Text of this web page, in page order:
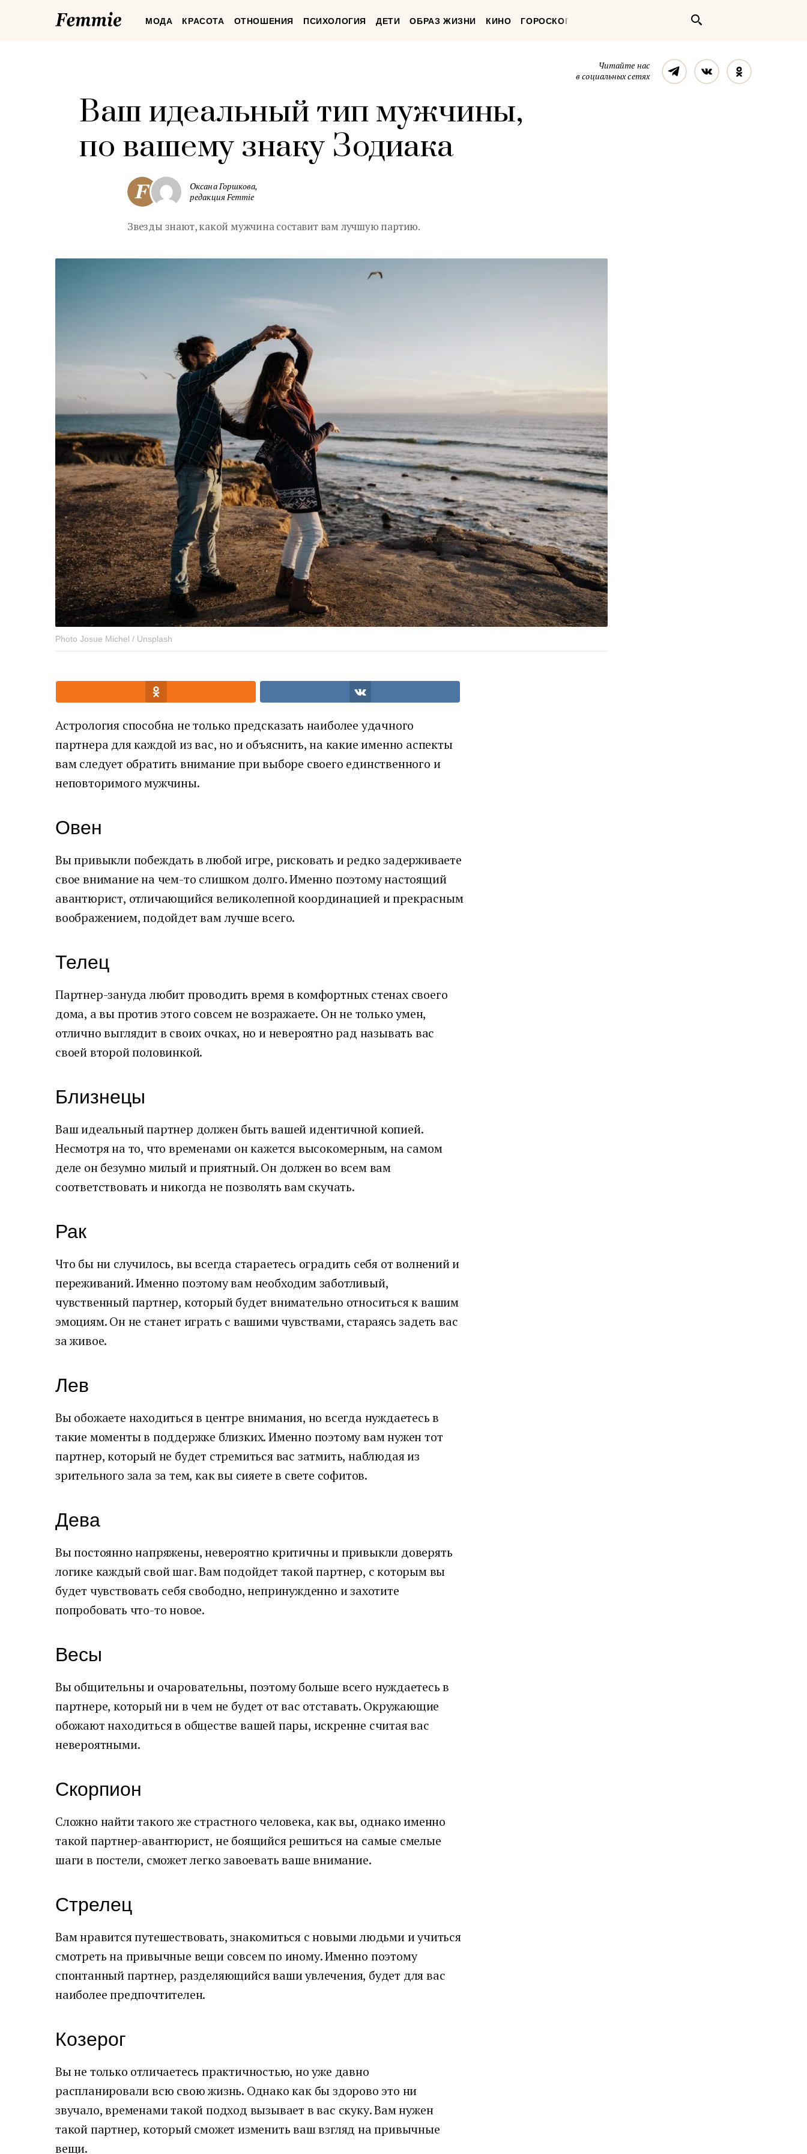
FemmieМОДА КРАСОТА ОТНОШЕНИЯ ПСИХОЛОГИЯ ДЕТИ ОБРАЗ ЖИЗНИ КИНО ГОРОСКОП
Читайте нас
в социальных сетях
ТелеграмВконтакте
Ваш идеальный тип мужчины,
по вашему знаку Зодиака
Оксана Горшкова,
редакция Femmie
Звезды знают, какой мужчина составит вам лучшую партию.
Photo Josue Michel / Unsplash
Астрология способна не только предсказать наиболее удачного
партнера для каждой из вас, но и объяснить, на какие именно аспекты
вам следует обратить внимание при выборе своего единственного и
неповторимого мужчины.
Овен
Вы привыкли побеждать в любой игре, рисковать и редко задерживаете
свое внимание на чем-то слишком долго. Именно поэтому настоящий
авантюрист, отличающийся великолепной координацией и прекрасным
воображением, подойдет вам лучше всего.
Телец
Партнер-зануда любит проводить время в комфортных стенах своего
дома, а вы против этого совсем не возражаете. Он не только умен,
отлично выглядит в своих очках, но и невероятно рад называть вас
своей второй половинкой.
Близнецы
Ваш идеальный партнер должен быть вашей идентичной копией.
Несмотря на то, что временами он кажется высокомерным, на самом
деле он безумно милый и приятный. Он должен во всем вам
соответствовать и никогда не позволять вам скучать.
Рак
Что бы ни случилось, вы всегда стараетесь оградить себя от волнений и
переживаний. Именно поэтому вам необходим заботливый,
чувственный партнер, который будет внимательно относиться к вашим
эмоциям. Он не станет играть с вашими чувствами, стараясь задеть вас
за живое.
Лев
Вы обожаете находиться в центре внимания, но всегда нуждаетесь в
такие моменты в поддержке близких. Именно поэтому вам нужен тот
партнер, который не будет стремиться вас затмить, наблюдая из
зрительного зала за тем, как вы сияете в свете софитов.
Дева
Вы постоянно напряжены, невероятно критичны и привыкли доверять
логике каждый свой шаг. Вам подойдет такой партнер, с которым вы
будет чувствовать себя свободно, непринужденно и захотите
попробовать что-то новое.
Весы
Вы общительны и очаровательны, поэтому больше всего нуждаетесь в
партнере, который ни в чем не будет от вас отставать. Окружающие
обожают находиться в обществе вашей пары, искренне считая вас
невероятными.
Скорпион
Сложно найти такого же страстного человека, как вы, однако именно
такой партнер-авантюрист, не боящийся решиться на самые смелые
шаги в постели, сможет легко завоевать ваше внимание.
Стрелец
Вам нравится путешествовать, знакомиться с новыми людьми и учиться
смотреть на привычные вещи совсем по иному. Именно поэтому
спонтанный партнер, разделяющийся ваши увлечения, будет для вас
наиболее предпочтителен.
Козерог
Вы не только отличаетесь практичностью, но уже давно
распланировали всю свою жизнь. Однако как бы здорово это ни
звучало, временами такой подход вызывает в вас скуку. Вам нужен
такой партнер, который сможет изменить ваш взгляд на привычные
вещи.